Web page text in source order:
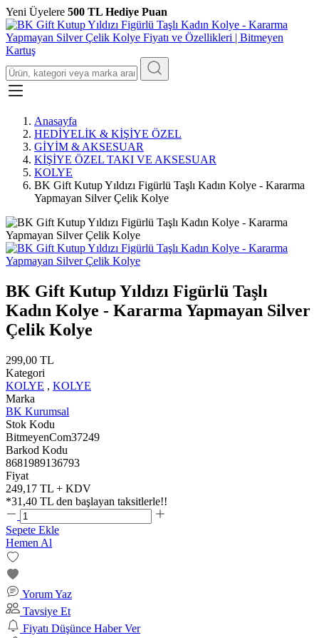
Yeni Üyelere 500 TL Hediye Puan
Anasayfa
HEDİYELİK & KİŞİYE ÖZEL
GİYİM & AKSESUAR
KİŞİYE ÖZEL TAKI VE AKSESUAR
KOLYE
BK Gift Kutup Yıldızı Figürlü Taşlı Kadın Kolye - Kararma
Yapmayan Silver Çelik Kolye
BK Gift Kutup Yıldızı Figürlü Taşlı
Kadın Kolye - Kararma Yapmayan Silver
Çelik Kolye
299,00 TL
Kategori
KOLYE , KOLYE
Marka
BK Kurumsal
Stok Kodu
BitmeyenCom37249
Barkod Kodu
8681989136793
Fiyat
249,17 TL + KDV
*31,40 TL den başlayan taksitlerle!!
Sepete Ekle
Hemen Al
Yorum Yaz
Tavsiye Et
Fiyatı Düşünce Haber Ver